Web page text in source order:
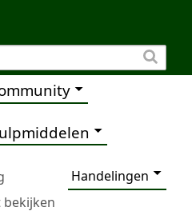
Handelingen